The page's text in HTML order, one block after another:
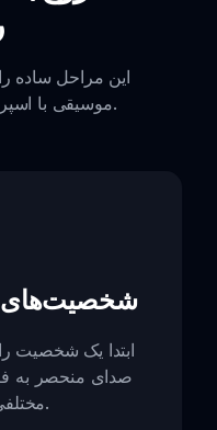
این مراحل ساده
موسیقی با اسپرنکی ایکس رژه‌چ بپردازید.
شخصیت‌های
ابتدا یک شخصیت
صدای منحصر به
مختلفی به آهنگ شما اضافه می‌کند.